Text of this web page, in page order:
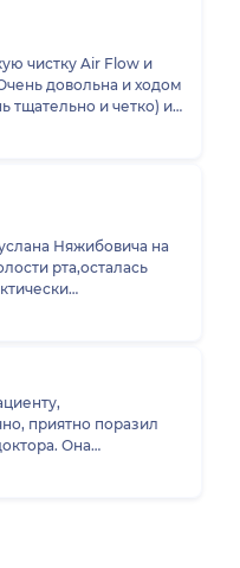
чистку Air Flow и
довольна и ходом
тщательно и четко) и
врач задал вопросы
Няжибовича на
рта,осталась
с дальнейшими
приятно поразил
Она
фиксации. Я
манипуляции